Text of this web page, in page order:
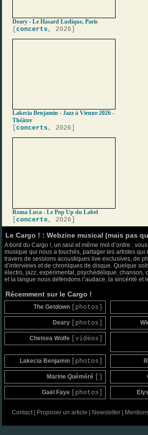
Deary - Le Hasard Ludique, Paris
[concerts , 2026]
Lakecia Benjamin - Jazz à Vienne 2026 -
Théâtre
[concerts , 2026]
Roma Luca - Le Pop Up du Label
[concerts , 2026]
Le Cargo ! : Webzine musical (mais pas
A bord du Cargo !, un seul et même mot d’ordre :
musique qui nous a touchés, partager les artistes qui
travers de sessions acoustiques live exclusives, de
d’interviews et de chroniques de disque. Quelque
électro, jazz, expérimental, psychédélique, chanson,
et la langue nous défendons l’audace, la sincérité et
Récemment sur le Cargo !
The Getdown [photos]
Deary [photos]
Chelsea Wolfe [vidéos]
Lakecia Benjamin [photos]
Marine Quéméré
Gaël Faye [photos]
Contact| Proposer un article Newsletter|